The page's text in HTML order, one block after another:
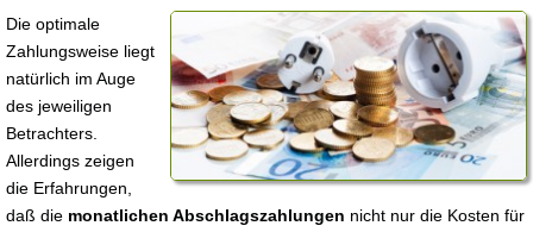
Die optimale
Zahlungsweise liegt
natürlich im Auge
des jeweiligen
Betrachters.
Allerdings zeigen
die Erfahrungen,
daß die monatlichen Abschlagszahlungen nicht nur die Kosten für